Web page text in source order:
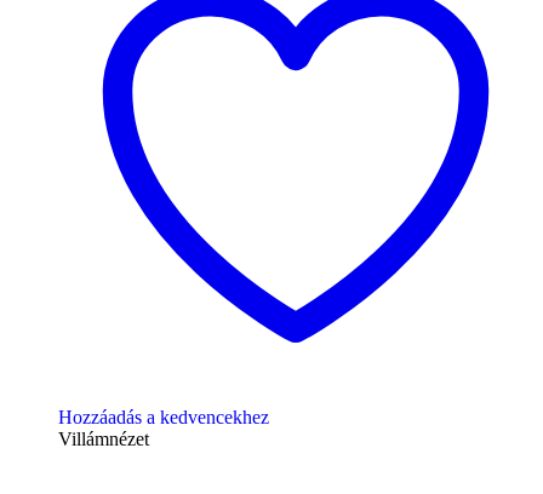
Hozzáadás a kedvencekhez
Villámnézet